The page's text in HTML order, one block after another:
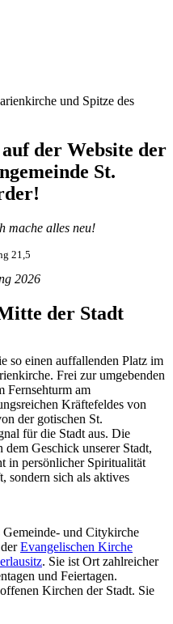
der Website der
St.
mache alles neu!
21,5
2026
der Stadt
so einen auffallenden Platz im
Frei zur umgebenden
Fernsehturm am
Kräftefeldes von
der gotischen St.
für die Stadt aus. Die
Geschick unserer Stadt,
in persönlicher Spiritualität
sondern sich als aktives
und Citykirche
Evangelischen Kirche
. Sie ist Ort zahlreicher
und Feiertagen.
Kirchen der Stadt. Sie